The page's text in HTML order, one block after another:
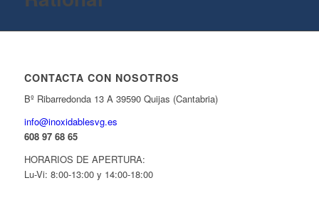
CONTACTA CON NOSOTROS
Bº Ribarredonda 13 A 39590 Quijas (Cantabria)
info@inoxidablesvg.es
608 97 68 65
HORARIOS DE APERTURA:
Lu-Vi: 8:00-13:00 y 14:00-18:00